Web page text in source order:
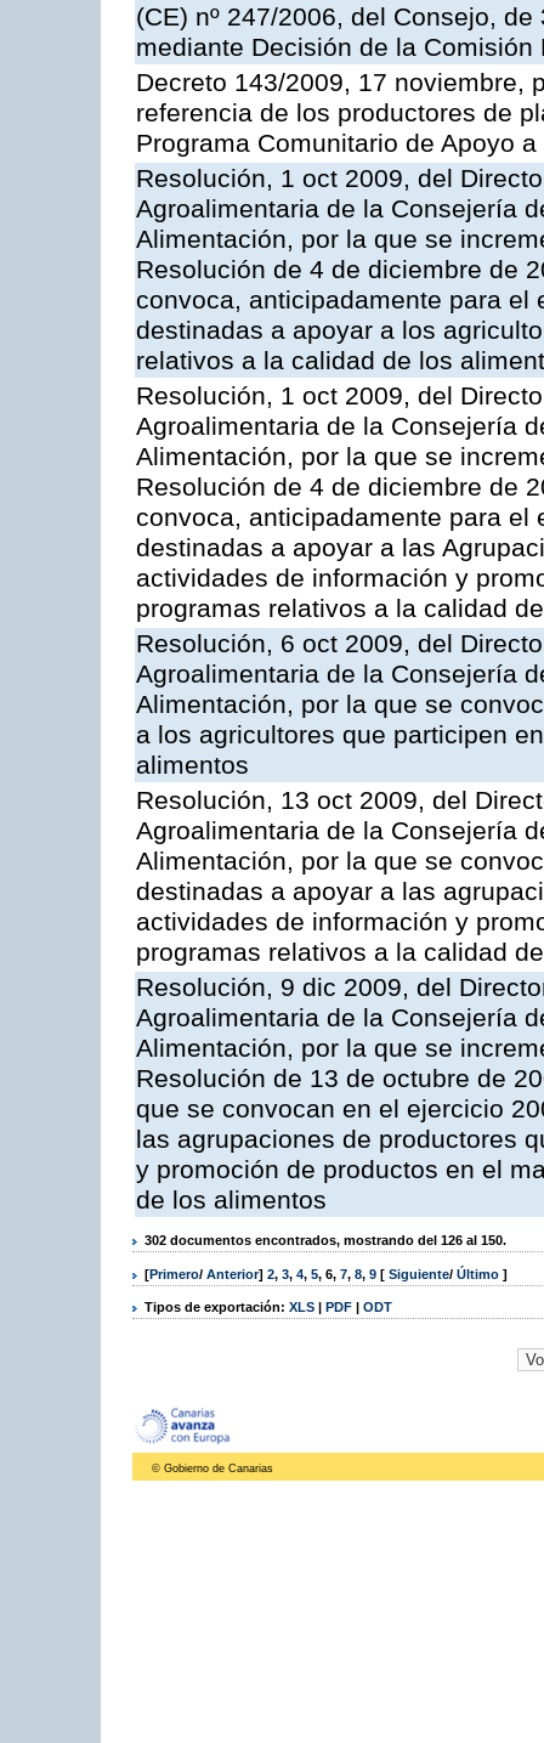
(CE) nº 247/2006, del Consejo,
mediante Decisión de la
Decreto 143/2009, 17 noviembre,
referencia de los productores de
Programa Comunitario de Apoyo
Resolución, 1 oct 2009, del
Agroalimentaria de la Consejería
Alimentación, por la que se
Resolución de 4 de diciembre de
convoca, anticipadamente para el
destinadas a apoyar a los
relativos a la calidad de los
Resolución, 1 oct 2009, del
Agroalimentaria de la Consejería
Alimentación, por la que se
Resolución de 4 de diciembre de
convoca, anticipadamente para el
destinadas a apoyar a las
actividades de información y
programas relativos a la calidad
Resolución, 6 oct 2009, del
Agroalimentaria de la Consejería
Alimentación, por la que se
a los agricultores que participen
alimentos
Resolución, 13 oct 2009, del
Agroalimentaria de la Consejería
Alimentación, por la que se
destinadas a apoyar a las
actividades de información y
programas relativos a la calidad
Resolución, 9 dic 2009, del
Agroalimentaria de la Consejería
Alimentación, por la que se
Resolución de 13 de octubre de
que se convocan en el ejercicio
las agrupaciones de productores
y promoción de productos en el
de los alimentos
302 documentos encontrados, mostrando del 126 al 150.
[Primero/ Anterior] 2, 3, 4, 5, 6, 7, 8, 9 [ Siguiente/ Último ]
Tipos de exportación: XLS | PDF | ODT
© Gobierno de Canarias